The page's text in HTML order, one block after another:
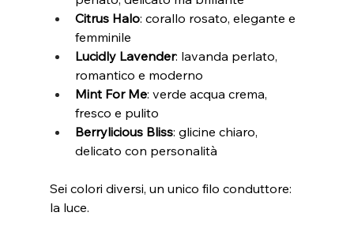
Citrus Halo: corallo rosato, elegante e
femminile
Lucidly Lavender: lavanda perlato,
romantico e moderno
Mint For Me: verde acqua crema,
fresco e pulito
Berrylicious Bliss: glicine chiaro,
delicato con personalità
Sei colori diversi, un unico filo conduttore:
la luce.